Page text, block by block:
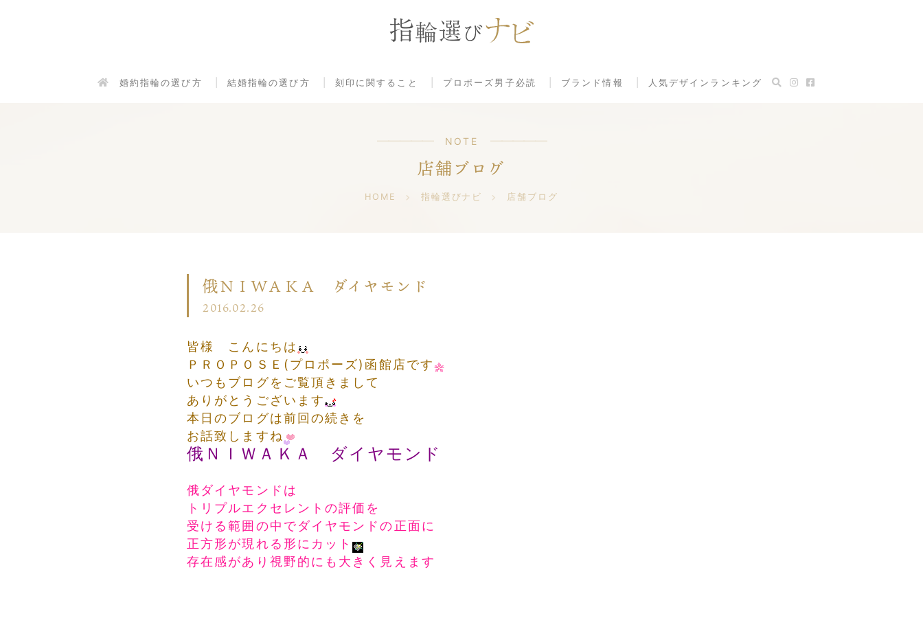
婚約指輪の選び方 結婚指輪の選び方 刻印に関すること プロポーズ男子必読 ブランド情報 人気デザインランキング
NOTE
店舗ブログ
HOME 指輪選びナビ 店舗ブログ
俄ＮＩＷＡＫＡ ダイヤモンド
2016.02.26
皆様 こんにちは
ＰＲＯＰＯＳＥ(プロポーズ)函館店です
いつもブログをご覧頂きまして
ありがとうございます
本日のブログは前回の続きを
お話致しますね
俄ＮＩＷＡＫＡ ダイヤモンド
俄ダイヤモンドは
トリプルエクセレントの評価を
受ける範囲の中でダイヤモンドの正面に
正方形が現れる形にカット
存在感があり視野的にも大きく見えます